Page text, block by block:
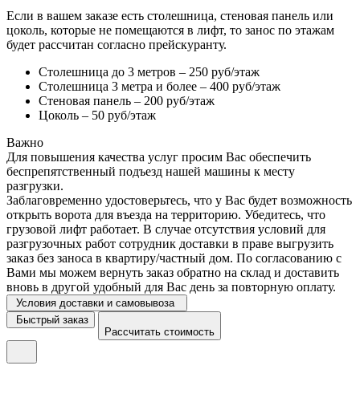
Если в вашем заказе есть столешница, стеновая панель или
цоколь, которые не помещаются в лифт, то занос по этажам
будет рассчитан согласно прейскуранту.
Столешница до 3 метров – 250 руб/этаж
Столешница 3 метра и более – 400 руб/этаж
Стеновая панель – 200 руб/этаж
Цоколь – 50 руб/этаж
Важно
Для повышения качества услуг просим Вас обеспечить
беспрепятственный подъезд нашей машины к месту
разгрузки.
Заблаговременно удостоверьтесь, что у Вас будет возможность
открыть ворота для въезда на территорию. Убедитесь, что
грузовой лифт работает. В случае отсутствия условий для
разгрузочных работ сотрудник доставки в праве выгрузить
заказ без заноса в квартиру/частный дом. По согласованию с
Вами мы можем вернуть заказ обратно на склад и доставить
вновь в другой удобный для Вас день за повторную оплату.
Условия доставки и самовывоза
Быстрый заказ
Рассчитать стоимость